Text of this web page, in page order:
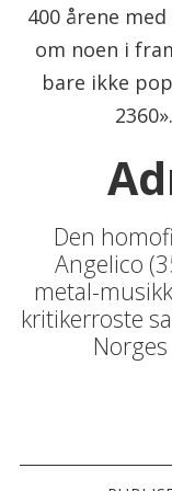
400 årene
om noen i
bare ikke
2360».
Den
Angelico
metal-
kritikerroste